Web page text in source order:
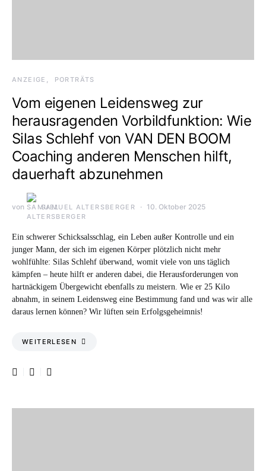
ANZEIGE PORTRÄTS
Vom eigenen Leidensweg zur
herausragenden Vorbildfunktion: Wie
Silas Schlehf von VAN DEN BOOM
Coaching anderen Menschen hilft,
dauerhaft abzunehmen
von SAMUEL ALTERSBERGER 10. Oktober 2025
Ein schwerer Schicksalsschlag, ein Leben außer Kontrolle und ein
junger Mann, der sich im eigenen Körper plötzlich nicht mehr
wohlfühlte: Silas Schlehf überwand, womit viele von uns täglich
kämpfen – heute hilft er anderen dabei, die Herausforderungen von
hartnäckigem Übergewicht ebenfalls zu meistern. Wie er 25 Kilo
abnahm, in seinem Leidensweg eine Bestimmung fand und was wir alle
daraus lernen können? Wir lüften sein Erfolgsgeheimnis!
WEITERLESEN